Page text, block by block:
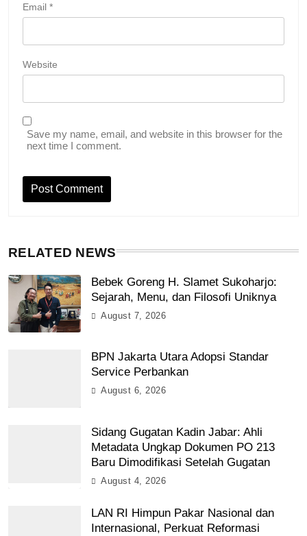
Email *
Website
Save my name, email, and website in this browser for the
next time I comment.
RELATED NEWS
Bebek Goreng H. Slamet Sukoharjo:
Sejarah, Menu, dan Filosofi Uniknya
August 7, 2026
BPN Jakarta Utara Adopsi Standar
Service Perbankan
August 6, 2026
Sidang Gugatan Kadin Jabar: Ahli
Metadata Ungkap Dokumen PO 213
Baru Dimodifikasi Setelah Gugatan
August 4, 2026
LAN RI Himpun Pakar Nasional dan
Internasional, Perkuat Reformasi